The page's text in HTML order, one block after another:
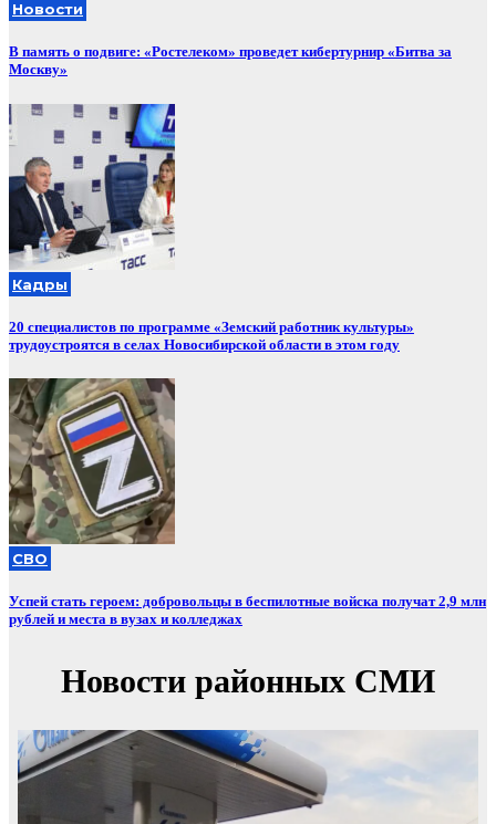
Новости
В память о подвиге: «Ростелеком» проведет кибертурнир «Битва за
Москву»
Кадры
20 специалистов по программе «Земский работник культуры»
трудоустроятся в селах Новосибирской области в этом году
СВО
Успей стать героем: добровольцы в беспилотные войска получат 2,9 млн
рублей и места в вузах и колледжах